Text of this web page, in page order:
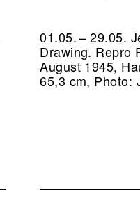
01.05. – 29.05.
Drawing. Repro
August 1945,
65,3 cm, Photo: